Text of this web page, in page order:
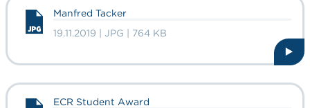
Manfred Tacker
19.11.2019 | JPG | 764 KB
ECR Student Award